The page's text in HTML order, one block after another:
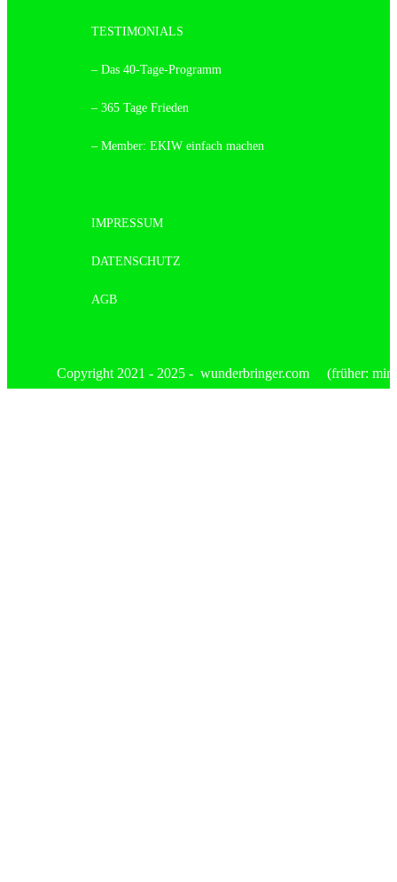
TESTIMONIALS
– Das 40-Tage-Programm
– 365 Tage Frieden
– Member: EKIW einfach machen
IMPRESSUM
DATENSCHUTZ
AGB
Copyright 2021 - 2025 - wunderbringer.com (früher: